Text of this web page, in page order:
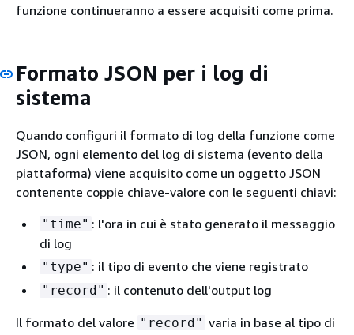
funzione continueranno a essere acquisiti come prima.
Formato JSON per i log di
sistema
Quando configuri il formato di log della funzione come
JSON, ogni elemento del log di sistema (evento della
piattaforma) viene acquisito come un oggetto JSON
contenente coppie chiave-valore con le seguenti chiavi:
"time" : l'ora in cui è stato generato il messaggio
di log
"type" : il tipo di evento che viene registrato
"record" : il contenuto dell'output log
Il formato del valore "record" varia in base al tipo di